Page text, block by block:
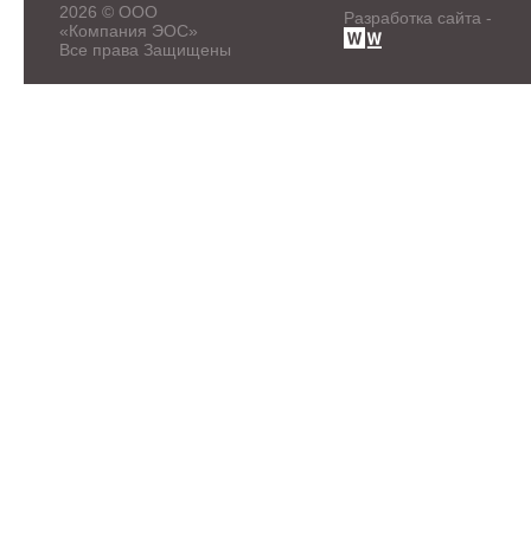
2026 © ООО
«Компания ЭОС»
Все права Защищены
Разработка сайта -